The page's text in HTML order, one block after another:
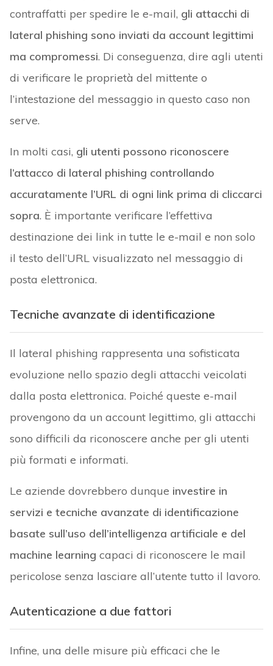
contraffatti per spedire le e-mail, gli attacchi di
lateral phishing sono inviati da account legittimi
ma compromessi. Di conseguenza, dire agli utenti
di verificare le proprietà del mittente o
l’intestazione del messaggio in questo caso non
serve.
In molti casi, gli utenti possono riconoscere
l’attacco di lateral phishing controllando
accuratamente l’URL di ogni link prima di cliccarci
sopra. È importante verificare l’effettiva
destinazione dei link in tutte le e-mail e non solo
il testo dell’URL visualizzato nel messaggio di
posta elettronica.
Tecniche avanzate di identificazione
Il lateral phishing rappresenta una sofisticata
evoluzione nello spazio degli attacchi veicolati
dalla posta elettronica. Poiché queste e-mail
provengono da un account legittimo, gli attacchi
sono difficili da riconoscere anche per gli utenti
più formati e informati.
Le aziende dovrebbero dunque investire in
servizi e tecniche avanzate di identificazione
basate sull’uso dell’intelligenza artificiale e del
machine learning capaci di riconoscere le mail
pericolose senza lasciare all’utente tutto il lavoro.
Autenticazione a due fattori
Infine, una delle misure più efficaci che le